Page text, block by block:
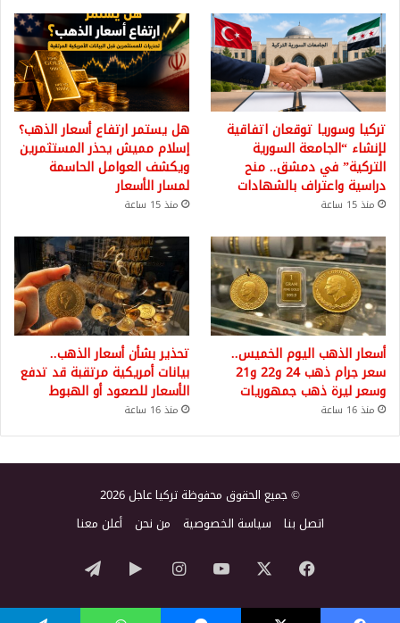
تركيا وسوريا توقعان اتفاقية
لإنشاء “الجامعة السورية
التركية” في دمشق.. منح
دراسية واعتراف بالشهادات
منذ 15 ساعة
هل يستمر ارتفاع أسعار الذهب؟
إسلام مميش يحذر المستثمرين
ويكشف العوامل الحاسمة
لمسار الأسعار
منذ 15 ساعة
أسعار الذهب اليوم الخميس..
سعر جرام ذهب 24 و22 و21
وسعر ليرة ذهب جمهوريات
منذ 16 ساعة
تحذير بشأن أسعار الذهب..
بيانات أمريكية مرتقبة قد تدفع
الأسعار للصعود أو الهبوط
منذ 16 ساعة
© جميع الحقوق محفوظة تركيا عاجل 2026
اتصل بنا سياسة الخصوصية من نحن أعلن معنا
فيسبوك ‫YouTubeانستقرام‏Google
Play
تيلقرام